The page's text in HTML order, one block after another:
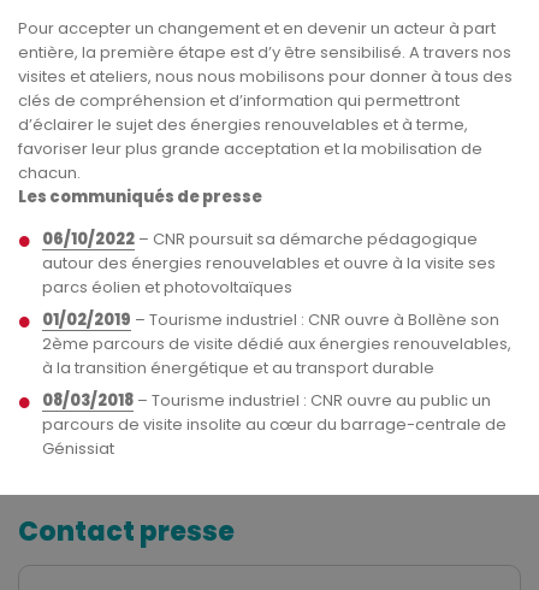
Pour accepter un changement et en devenir un acteur à part
entière, la première étape est d’y être sensibilisé. A travers nos
visites et ateliers, nous nous mobilisons pour donner à tous des
clés de compréhension et d’information qui permettront
d’éclairer le sujet des énergies renouvelables et à terme,
favoriser leur plus grande acceptation et la mobilisation de
chacun.
Les communiqués de presse
06/10/2022 – CNR poursuit sa démarche pédagogique
autour des énergies renouvelables et ouvre à la visite ses
parcs éolien et photovoltaïques
01/02/2019 – Tourisme industriel : CNR ouvre à Bollène son
2ème parcours de visite dédié aux énergies renouvelables,
à la transition énergétique et au transport durable
08/03/2018 – Tourisme industriel : CNR ouvre au public un
parcours de visite insolite au cœur du barrage-centrale de
Génissiat
Contact presse